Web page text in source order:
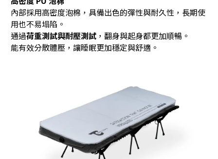
內部採用高密度泡棉，具備出色的彈性與耐久性，長期使
用也不易塌陷。
通過荷重測試與耐壓測試 ，翻身與起身都更加順暢。
能有效分散體壓，讓睡眠更加穩定與舒適。